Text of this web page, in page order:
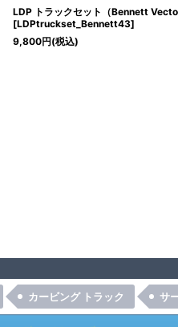
LDP トラックセット（Bennett
[LDPtruckset_Bennett43]
9,800円(税込)
カービング トラック サ